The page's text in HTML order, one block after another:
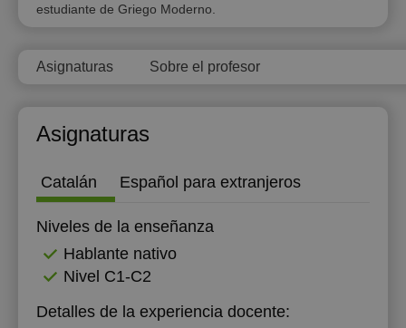
estudiante de Griego Moderno.
Asignaturas Sobre el profesor
Asignaturas
Catalán Español para extranjeros
Niveles de la enseñanza
Hablante nativo
Nivel C1-C2
Detalles de la experiencia docente:
10:30